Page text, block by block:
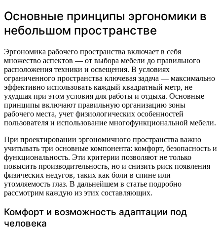
Основные принципы эргономики в
небольшом пространстве
Эргономика рабочего пространства включает в себя
множество аспектов — от выбора мебели до правильного
расположения техники и освещения. В условиях
ограниченного пространства ключевая задача — максимально
эффективно использовать каждый квадратный метр, не
ухудшая при этом условия для работы и отдыха. Основные
принципы включают правильную организацию зоны
рабочего места, учет физиологических особенностей
пользователя и использование многофункциональной мебели.
При проектировании эргономичного пространства важно
учитывать три основные компонента: комфорт, безопасность и
функциональность. Эти критерии позволяют не только
повысить производительность, но и снизить риск появления
физических недугов, таких как боли в спине или
утомляемость глаз. В дальнейшем в статье подробно
рассмотрим каждую из этих составляющих.
Комфорт и возможность адаптации под
человека